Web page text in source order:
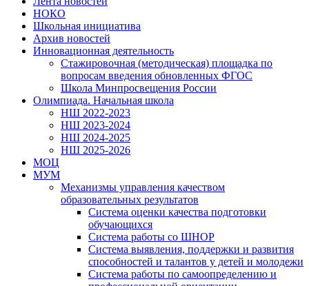
НОКО
Школьная инициатива
Архив новостей
Инновационная деятельность
Стажировочная (методическая) площадка по
вопросам введения обновленных ФГОС
Школа Минпросвещения России
Олимпиада. Начальная школа
НШ 2022-2023
НШ 2023-2024
НШ 2024-2025
НШ 2025-2026
МОЦ
МУМ
Механизмы управления качеством
образовательных результатов
Система оценки качества подготовки
обучающихся
Система работы со ШНОР
Система выявления, поддержки и развития
способностей и талантов у детей и молодежи
Система работы по самоопределению и